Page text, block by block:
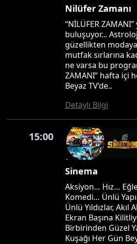
Nilüfer Zamanı
“NİLÜFER
buluşuyor...
güzellikten
mutfak sırlarına
ne varsa bu
ZAMANI” hafta içi
Beyaz TV’de..
Detaylı Bilgi
15:00
Sinema
Aksiyon… Hız…
Komedi… Ünlü
Ünlü Yıldızlar, Akıl
Ekran Başına
Birbirinden Güzel
Kuşağı Her Gün